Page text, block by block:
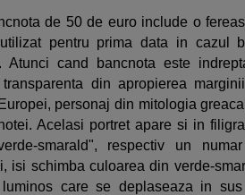
de 50 de euro include o
pentru prima data in cazul
Atunci cand bancnota este
transparenta din apropierea
personaj din mitologia
Acelasi portret apare si in
smarald", respectiv un
isi schimba culoarea din verde-
care se deplaseaza in